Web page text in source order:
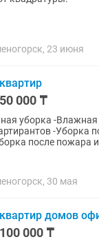
23 июня
000 ₸
уборка -
-Уборка
после пожара
30 мая
домов
000 ₸